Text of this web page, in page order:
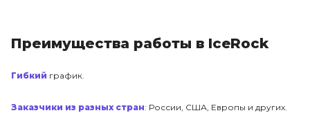
Преимущества работы в IceRock
Гибкий график.
Заказчики из разных стран: России, США, Европы и других.